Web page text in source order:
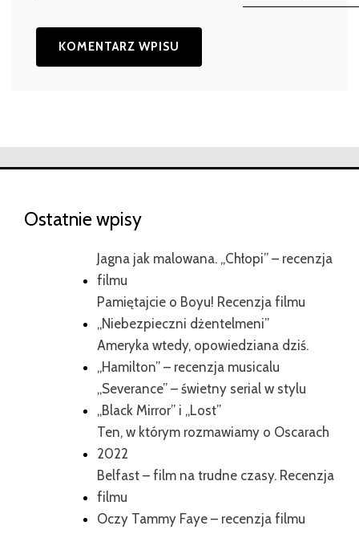
Ostatnie wpisy
Jagna jak malowana. „Chłopi” – recenzja
filmu
Pamiętajcie o Boyu! Recenzja filmu
„Niebezpieczni dżentelmeni”
Ameryka wtedy, opowiedziana dziś.
„Hamilton” – recenzja musicalu
„Severance” – świetny serial w stylu
„Black Mirror” i „Lost”
Ten, w którym rozmawiamy o Oscarach
2022
Belfast – film na trudne czasy. Recenzja
filmu
Oczy Tammy Faye – recenzja filmu